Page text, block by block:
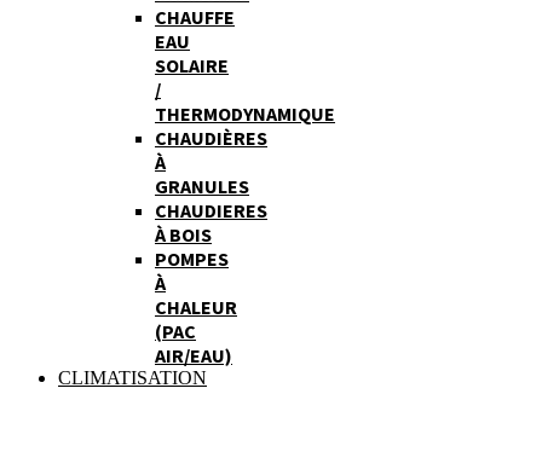
CHAUFFE
EAU
SOLAIRE
/
THERMODYNAMIQUE
CHAUDIÈRES
À
GRANULES
CHAUDIERES
À BOIS
POMPES
À
CHALEUR
(PAC
AIR/EAU)
CLIMATISATION